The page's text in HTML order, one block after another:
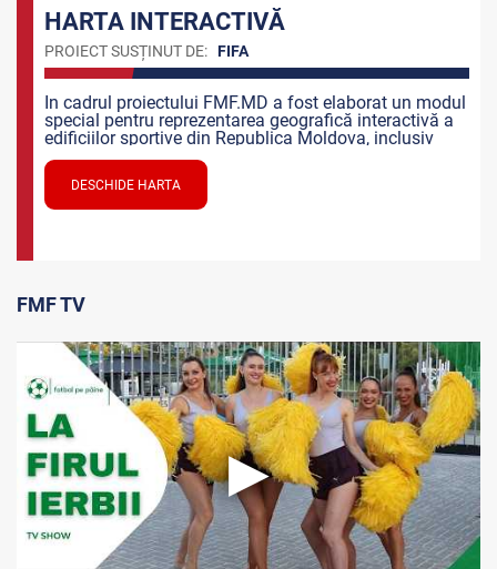
HARTA INTERACTIVĂ
PROIECT SUSȚINUT DE: FIFA
In cadrul proiectului FMF.MD a fost elaborat un modul
special pentru reprezentarea geografică interactivă a
edificiilor sportive din Republica Moldova, inclusiv
edificii construite sau înoite în cadrul proiectelor de
dezvoltare a Infrastructurii sportive naționale.
DESCHIDE HARTA
FMFTV